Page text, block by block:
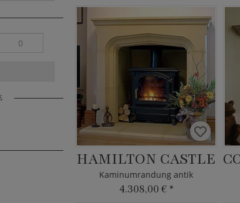
HAMILTON CASTLE
Kaminumrandung antik
4.308,00 € *